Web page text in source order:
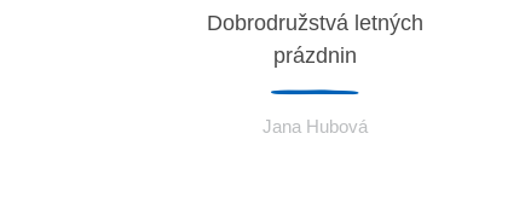
Dobrodružstvá letných
prázdnin
Jana Hubová